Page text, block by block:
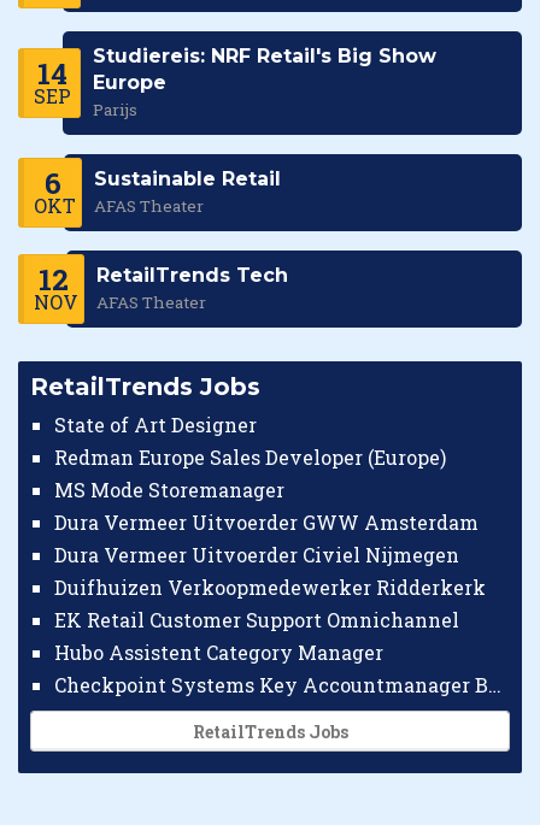
14
SEP
Studiereis: NRF Retail's Big Show
Europe
Parijs
6
OKT
Sustainable Retail
AFAS Theater
12
NOV
RetailTrends Tech
AFAS Theater
RetailTrends Jobs
State of Art Designer
Redman Europe Sales Developer (Europe)
MS Mode Storemanager
Dura Vermeer Uitvoerder GWW Amsterdam
Dura Vermeer Uitvoerder Civiel Nijmegen
Duifhuizen Verkoopmedewerker Ridderkerk
EK Retail Customer Support Omnichannel
Hubo Assistent Category Manager
Checkpoint Systems Key Accountmanager Benelux
RetailTrends Jobs